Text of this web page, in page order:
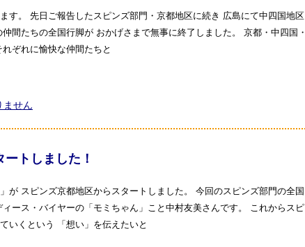
す。 先日ご報告したスピンズ部門・京都地区に続き 広島にて中四国地区
間たちの全国行脚が おかげさまで無事に終了しました。 京都・中四国・
ぞれに愉快な仲間たちと
ません
トしました！
が スピンズ京都地区からスタートしました。 今回のスピンズ部門の全国
ース・バイヤーの「モミちゃん」こと中村友美さんです。 これからスピ
いくという 「想い」を伝えたいと